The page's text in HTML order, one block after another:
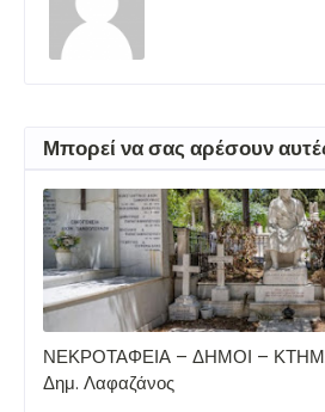
Μπορεί να σας αρέσουν
ΝΕΚΡΟΤΑΦΕΙΑ – ΔΗΜΟΙ –
Δημ. Λαφαζάνος